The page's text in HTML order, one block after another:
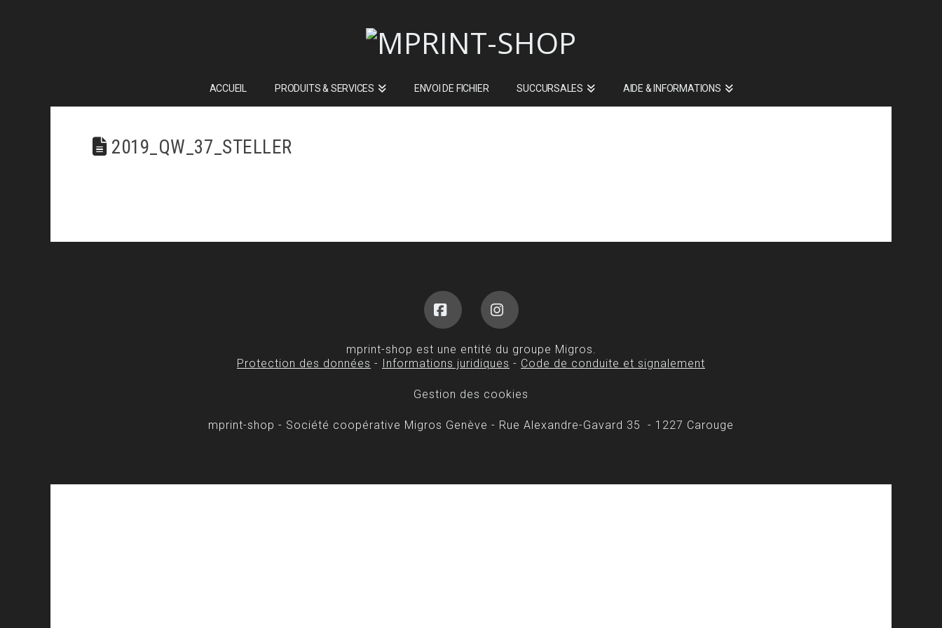
ACCUEIL PRODUITS & SERVICES ENVOI DE FICHIER SUCCURSALES AIDE & INFORMATIONS
2019_QW_37_STELLER
FacebookInstagram
mprint-shop est une entité du groupe Migros.
Protection des données - Informations juridiques - Code de conduite et signalement
Gestion des cookies
mprint-shop - Société coopérative Migros Genève - Rue Alexandre-Gavard 35 - 1227 Carouge